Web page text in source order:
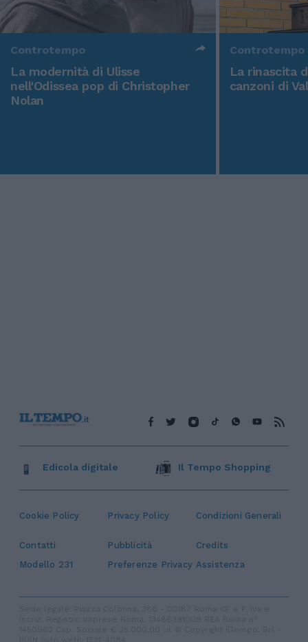
Controtempo
La modernità di Ulisse
nell'Odissea pop di Christopher
Nolan
Controtempo
La rinascita
canzoni di
Cookie Policy Privacy Policy Condizioni Generali
Contatti Pubblicità
Credits
Modello 231
Preferenze Privacy Assistenza
Edicola digitale Il Tempo Shopping